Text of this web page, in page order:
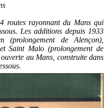
routes rayonnant du Mans qui
Les additions depuis 1933
(prolongement de Alençon),
Saint Malo (prolongement de
au Mans, construite dans